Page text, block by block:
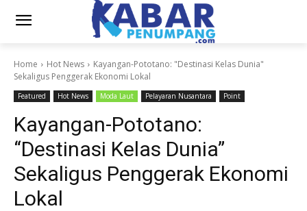
Home Hot News
Kayangan-Pototano: "Destinasi Kelas Dunia"
Sekaligus Penggerak Ekonomi Lokal
Featured Hot News Moda Laut Pelayaran Nusantara Point
Kayangan-Pototano:
“Destinasi Kelas Dunia”
Sekaligus Penggerak Ekonomi
Lokal